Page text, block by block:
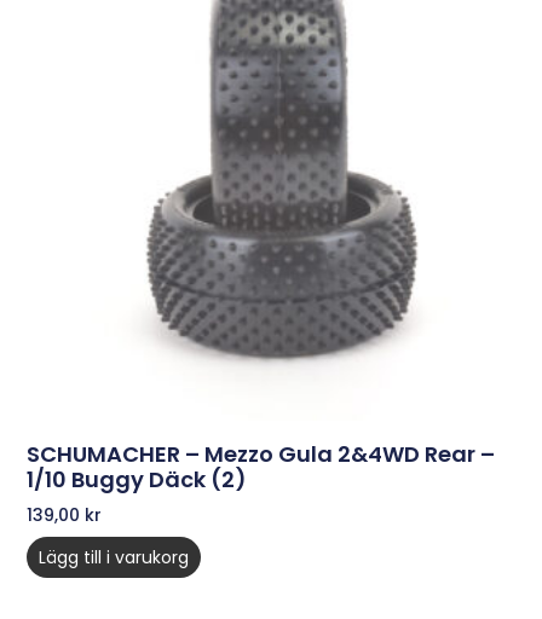
SCHUMACHER – Mezzo Gula 2&4WD Rear –
1/10 Buggy Däck (2)
139,00 kr
Lägg till i varukorg